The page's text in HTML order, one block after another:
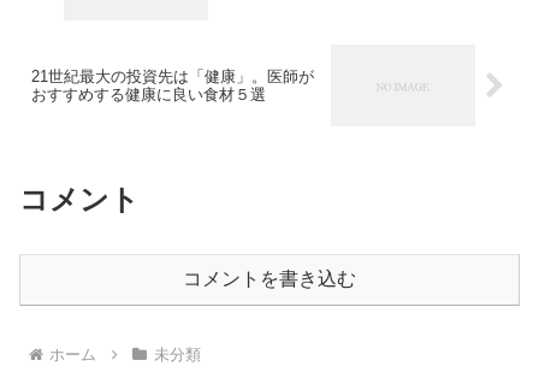
21世紀最大の投資先は「健康」。医師が
おすすめする健康に良い食材５選
コメント
コメントを書き込む
ホーム 未分類